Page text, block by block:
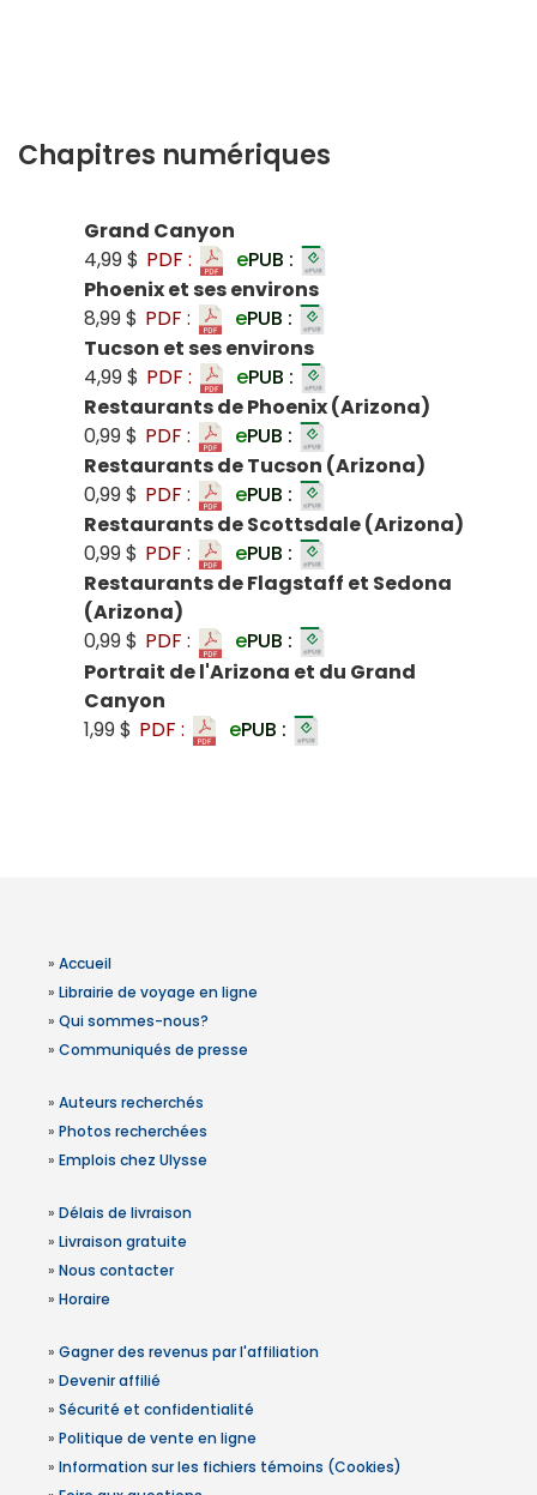
Chapitres numériques
Grand Canyon
4,99 $ PDF : ePUB :
Phoenix et ses environs
8,99 $ PDF : ePUB :
Tucson et ses environs
4,99 $ PDF : ePUB :
Restaurants de Phoenix (Arizona)
0,99 $ PDF : ePUB :
Restaurants de Tucson (Arizona)
0,99 $ PDF : ePUB :
Restaurants de Scottsdale (Arizona)
0,99 $ PDF : ePUB :
Restaurants de Flagstaff et Sedona
(Arizona)
0,99 $ PDF : ePUB :
Portrait de l'Arizona et du Grand
Canyon
1,99 $ PDF : ePUB :
» Accueil
» Librairie de voyage en ligne
» Qui sommes-nous?
» Communiqués de presse
» Auteurs recherchés
» Photos recherchées
» Emplois chez Ulysse
» Délais de livraison
» Livraison gratuite
» Nous contacter
» Horaire
» Gagner des revenus par l'affiliation
» Devenir affilié
» Sécurité et confidentialité
» Politique de vente en ligne
» Information sur les fichiers témoins (Cookies)